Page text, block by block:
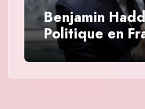
Benjamin
Politique en